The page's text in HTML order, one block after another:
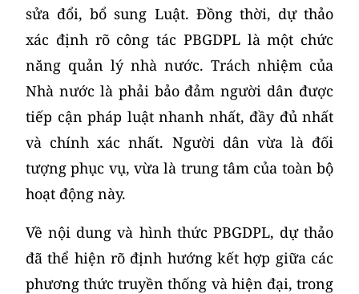
sửa đổi, bổ sung Luật. Đồng thời, dự thảo
xác định rõ công tác PBGDPL là một chức
năng quản lý nhà nước. Trách nhiệm của
Nhà nước là phải bảo đảm người dân được
tiếp cận pháp luật nhanh nhất, đầy đủ nhất
và chính xác nhất. Người dân vừa là đối
tượng phục vụ, vừa là trung tâm của toàn bộ
hoạt động này.
Về nội dung và hình thức PBGDPL, dự thảo
đã thể hiện rõ định hướng kết hợp giữa các
phương thức truyền thống và hiện đại, trong